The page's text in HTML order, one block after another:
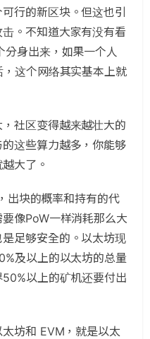
行的新区块。但这也引
。不知道大家有没有看
身出来，如果一个人
这个网络其实基本上就
社区变得越来越壮大的
这些算力越多，你能够
大了。
出块的概率和持有的代
像PoW一样消耗那么大
足够安全的。以太坊现
及以上的以太坊的总量
以上的矿机还要付出
坊和 EVM，就是以太